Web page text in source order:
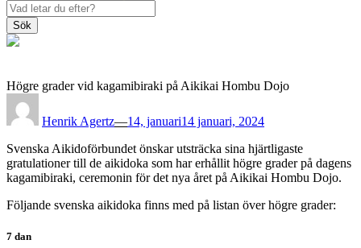
Sök
Högre grader vid kagamibiraki på Aikikai Hombu Dojo
Henrik Agertz—
on
14, januari14 januari, 2024
Svenska Aikidoförbundet önskar utsträcka sina hjärtligaste
gratulationer till de aikidoka som har erhållit högre grader på dagens
kagamibiraki, ceremonin för det nya året på Aikikai Hombu Dojo.
Följande svenska aikidoka finns med på listan över högre grader:
7 dan